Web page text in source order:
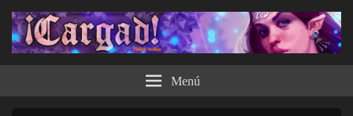
¡Cargad! Menú